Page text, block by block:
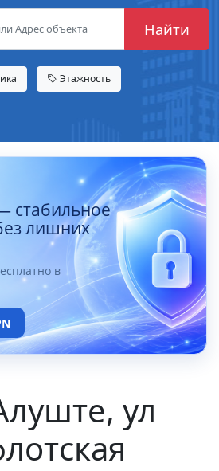
Найти
Этажность
стабильное
лишних
в
ул